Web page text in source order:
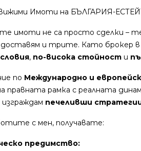
Имоти на БЪЛГАРИЯ-
имоти не са просто сделки –
и трите. Като брокер в
, по-висока стойност и
по Международно и
правната рамка с реалната
печеливши
с мен, получавате:
предимство: